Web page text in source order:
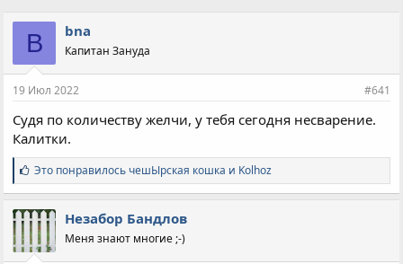
т
о
р
т
е
ы
а
н
ч
л
B bna
Капитан Зануда
19 Июл 2022 #641
Судя по количеству желчи, у тебя сегодня несварение.
Калитки.
С
и
м
п
а
т
и
Это понравилось чешЫрская кошка и Kolhoz
Незабор Бандлов
Меня знают многие ;-)